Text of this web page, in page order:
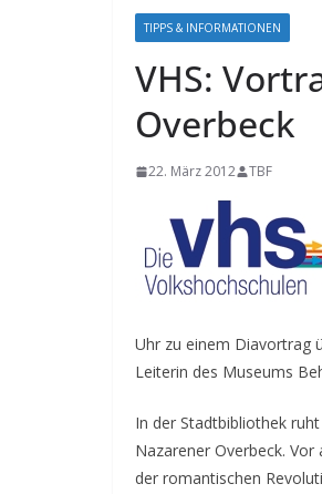
TIPPS & INFORMATIONEN
VHS:
Overbeck
22. März 2012 TBF
Uhr zu einem Diavortrag
Leiterin des Museums
In der Stadtbibliothek
Nazarener Overbeck.
der romantischen